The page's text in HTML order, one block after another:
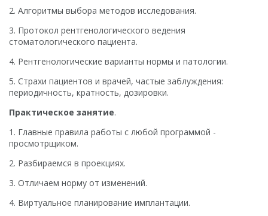
2. Алгоритмы выбора методов исследования.
3. Протокол рентгенологического ведения
стоматологического пациента.
4. Рентгенологические варианты нормы и патологии.
5. Страхи пациентов и врачей, частые заблуждения:
периодичность, кратность, дозировки.
Практическое занятие.
1. Главные правила работы с любой программой -
просмотрщиком.
2. Разбираемся в проекциях.
3. Отличаем норму от изменений.
4. Виртуальное планирование имплантации.